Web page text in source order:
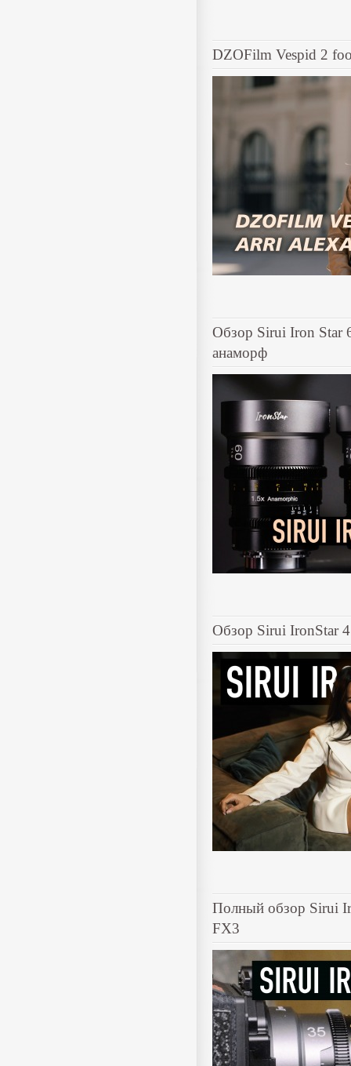
DZOFilm Vespid 2
Обзор Sirui Iron Star
анаморф
Обзор Sirui IronStar
Полный обзор Sirui
FX3